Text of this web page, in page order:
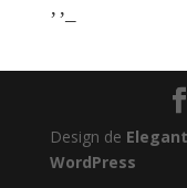
Retour d’expérience des bénévoles de l’association Polytech Sans Frontières – 2023
Design de
WordPress